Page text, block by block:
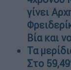
γίνει
Bία και
Τα
Στο